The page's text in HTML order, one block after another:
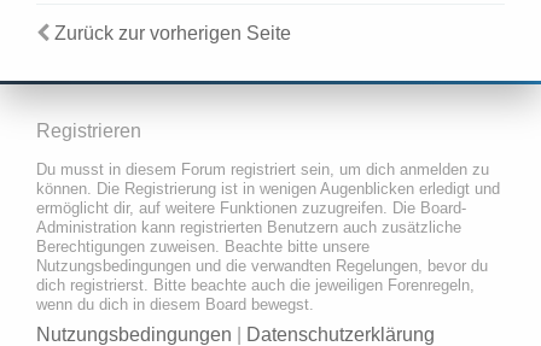
Zurück zur vorherigen Seite
Registrieren
Du musst in diesem Forum registriert sein, um dich anmelden zu
können. Die Registrierung ist in wenigen Augenblicken erledigt und
ermöglicht dir, auf weitere Funktionen zuzugreifen. Die Board-
Administration kann registrierten Benutzern auch zusätzliche
Berechtigungen zuweisen. Beachte bitte unsere
Nutzungsbedingungen und die verwandten Regelungen, bevor du
dich registrierst. Bitte beachte auch die jeweiligen Forenregeln,
wenn du dich in diesem Board bewegst.
Nutzungsbedingungen Datenschutzerklärung